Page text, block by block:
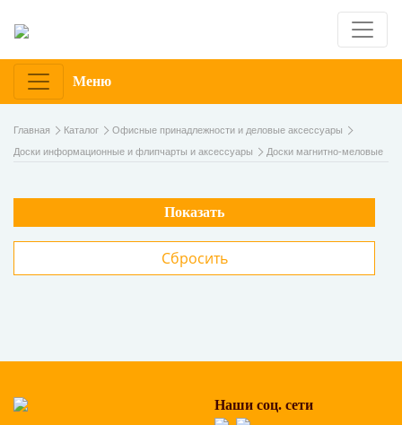
Меню
Главная Каталог
Офисные принадлежности и деловые аксессуары
Доски информационные и флипчарты и аксессуары
Доски магнитно-меловые
Наши соц. сети